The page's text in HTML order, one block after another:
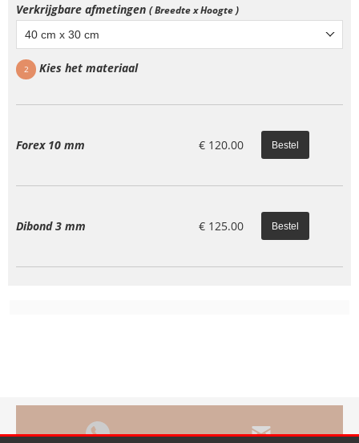
Verkrijgbare afmetingen ( Breedte x Hoogte )
40 cm x 30 cm
2 Kies het materiaal
Forex 10 mm € 120.00
Dibond 3 mm € 125.00